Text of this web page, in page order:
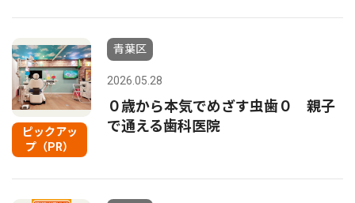
ピックアッ
プ（PR）
青葉区
2026.05.28
０歳から本気でめざす虫歯０ 親子
で通える歯科医院